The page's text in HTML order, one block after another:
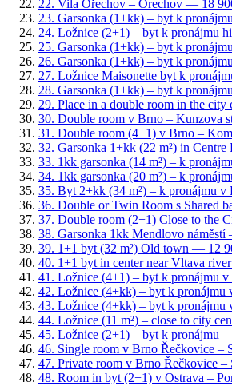
22. Vila Ořechov – Orechov — 18
23. Garsonka (1+kk) – byt k
24. Ložnice (2+1) – byt k pronájmu
25. Garsonka (1+kk) – byt k
26. Garsonka (1+kk) – byt k
27. Ložnice Maisonette byt k
28. Garsonka (1+kk) – byt k
29. Place in a double room in the city
30. Double room v Brno – Kunzova
31 . Double room (4+1) v Brno –
32. Garsonka 1+kk (22 m²) in Centre
33. 1kk garsonka (14 m²) – k
34. 1kk garsonka (20 m²) – k
35. Byt 2+kk (34 m²) – k pronájmu v
36. Double or Twin Room s Shared
37. Double room (2+1) Close to the
38. Garsonka 1kk Mendlovo náměstí
39. 1+1 byt (32 m²) Old town — 12
40. 1+1 byt in center near Vltava river
41 . Ložnice (4+1) – byt k pronájmu v
42. Ložnice (4+kk) – byt k pronájmu
43. Ložnice (4+kk) – byt k pronájmu
44. Ložnice (11 m²) – close to city
45. Ložnice (2+1) – byt k pronájmu –
46. Single room v Brno Řečkovice –
47. Private room v Brno Řečkovice –
48. Room in byt (2+1) v Ostrava –